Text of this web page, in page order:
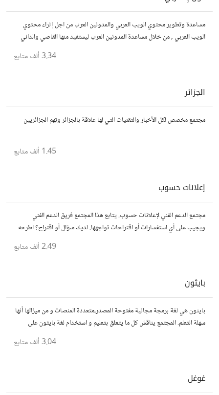
مساعدة وتطوير محتوي الويب العربي والمدونين العرب من اجل إثراء محتوي
الويب العربي , من خلال مساعدة المدونين العرب ليستفيد منها القاصي والداني
3.34 ألف متابع
الجزائر
مجتمع مخصص لكل الأخبار والتقنيات التي لها علاقة بالجزائر وتهم الجزائريين
1.45 ألف متابع
إعلانات حسوب
مجتمع الدعم الفني لإعلانات حسوب. يتابع هذا المجتمع فريق الدعم الفني
ويجيب على أي استفسارات أو اقتراحات تواجهها. لديك سؤال أو اقتراح؟ اطرحه
2.49 ألف متابع
بايثون
بايثون هي لغة برمجة مجانية مفتوحة المصدر،متعددة المنصات و من ميزاتها أنها
سهلة التعلم. المجتمع يناقش كل ما يتعلق بتعليم و استخدام لغة بايثون على
3.04 ألف متابع
غوغل